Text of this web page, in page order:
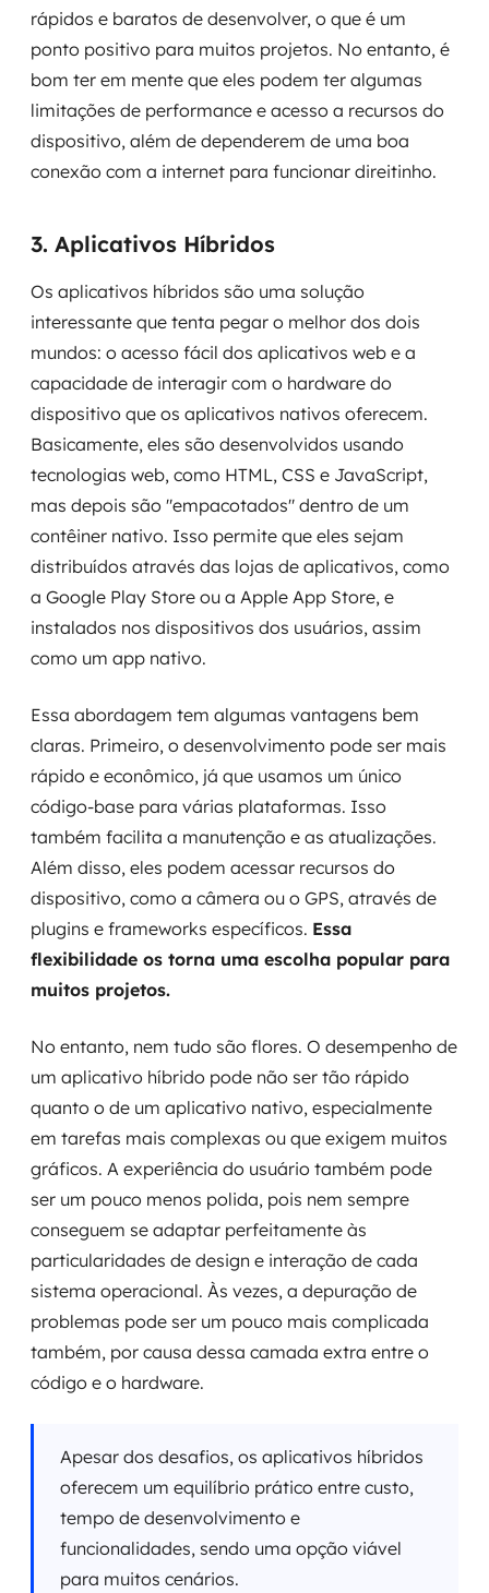
rápidos e baratos de desenvolver, o que é um
ponto positivo para muitos projetos. No entanto, é
bom ter em mente que eles podem ter algumas
limitações de performance e acesso a recursos do
dispositivo, além de dependerem de uma boa
conexão com a internet para funcionar direitinho.
3. Aplicativos Híbridos
Os aplicativos híbridos são uma solução
interessante que tenta pegar o melhor dos dois
mundos: o acesso fácil dos aplicativos web e a
capacidade de interagir com o hardware do
dispositivo que os aplicativos nativos oferecem.
Basicamente, eles são desenvolvidos usando
tecnologias web, como HTML, CSS e JavaScript,
mas depois são "empacotados" dentro de um
contêiner nativo. Isso permite que eles sejam
distribuídos através das lojas de aplicativos, como
a Google Play Store ou a Apple App Store, e
instalados nos dispositivos dos usuários, assim
como um app nativo.
Essa abordagem tem algumas vantagens bem
claras. Primeiro, o desenvolvimento pode ser mais
rápido e econômico, já que usamos um único
código-base para várias plataformas. Isso
também facilita a manutenção e as atualizações.
Além disso, eles podem acessar recursos do
dispositivo, como a câmera ou o GPS, através de
plugins e frameworks específicos. Essa
flexibilidade os torna uma escolha popular para
muitos projetos.
No entanto, nem tudo são flores. O desempenho de
um aplicativo híbrido pode não ser tão rápido
quanto o de um aplicativo nativo, especialmente
em tarefas mais complexas ou que exigem muitos
gráficos. A experiência do usuário também pode
ser um pouco menos polida, pois nem sempre
conseguem se adaptar perfeitamente às
particularidades de design e interação de cada
sistema operacional. Às vezes, a depuração de
problemas pode ser um pouco mais complicada
também, por causa dessa camada extra entre o
código e o hardware.
Apesar dos desafios, os aplicativos híbridos
oferecem um equilíbrio prático entre custo,
tempo de desenvolvimento e
funcionalidades, sendo uma opção viável
para muitos cenários.